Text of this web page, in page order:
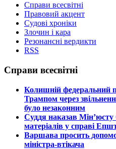
Справи всесвітні
Правовий акцент
Судові хроніки
Злочин і кара
Резонансні вердикти
RSS
Справи всесвітні
​Колишній федеральний
Трампом через
було незаконним
​Суддя наказав
матеріалів у справі
​Варшава просить
міністра-втікача